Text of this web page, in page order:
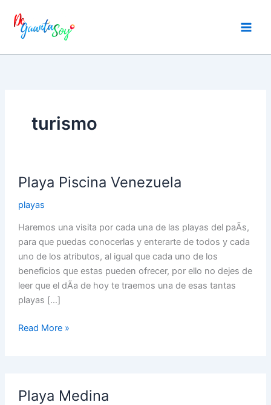
contenido
turismo
Playa Piscina Venezuela
playas
Haremos una visita por cada una de las playas del paÃ­s,
para que puedas conocerlas y enterarte de todos y cada
uno de los atributos, al igual que cada uno de los
beneficios que estas pueden ofrecer, por ello no dejes de
leer que el dÃ­a de hoy te traemos una de esas tantas
playas […]
Piscina
Read More »
Playa Medina
Medina